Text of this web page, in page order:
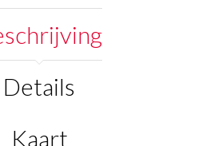
Details
Kaart